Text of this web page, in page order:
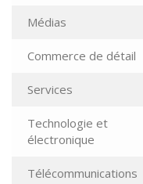
Médias
Commerce de détail
Services
Technologie et
électronique
Télécommunications